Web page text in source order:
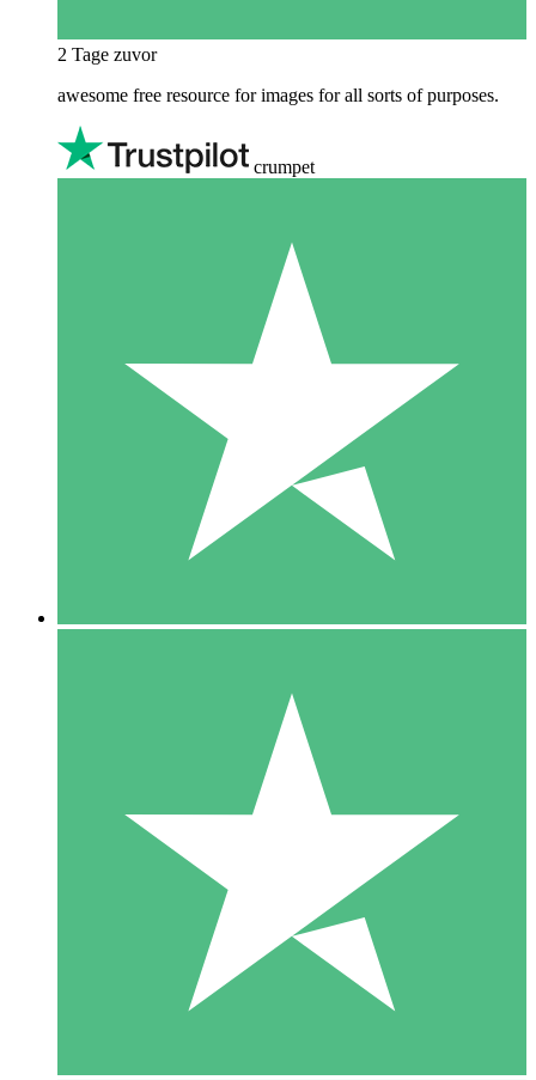
2 Tage zuvor
awesome free resource for images for all sorts of purposes.
crumpet